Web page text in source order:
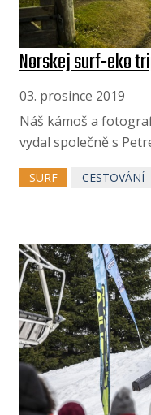
Norskej surf-eko
03. prosince 2019
Náš kámoš a
vydal společně s
SURF CESTOVÁNÍ